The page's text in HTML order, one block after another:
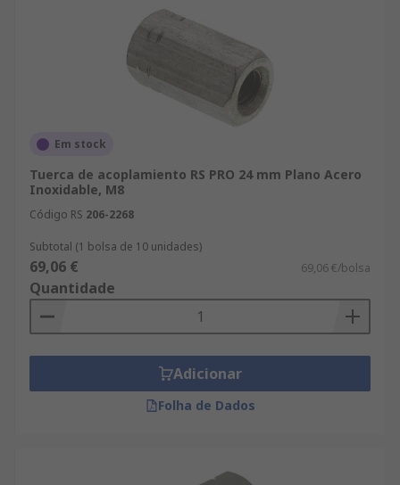
Em stock
Tuerca de acoplamiento RS PRO 24 mm Plano Acero
Inoxidable, M8
Código RS 206-2268
Subtotal (1 bolsa de 10 unidades)
69,06 € 69,06 €/bolsa
Quantidade
Adicionar
Folha de Dados